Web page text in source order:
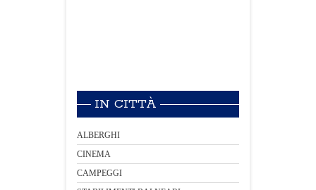
IN CITTÀ
ALBERGHI
CINEMA
CAMPEGGI